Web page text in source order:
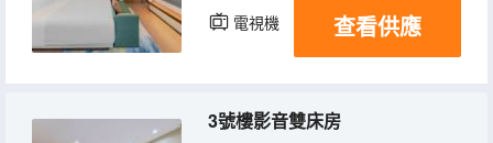
電視機 冰箱
查看供應
3號樓影音雙床房